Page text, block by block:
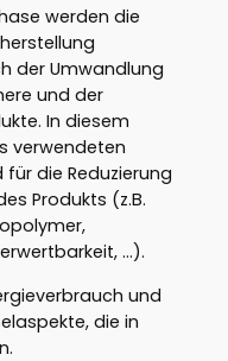
werden die
der Umwandlung
und der
In diesem
verwendeten
die Reduzierung
Produkts (z.B.
…).
und
die in